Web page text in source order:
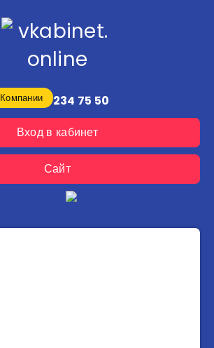
8 (800) 234 75 50
Вход в кабинет
Сайт